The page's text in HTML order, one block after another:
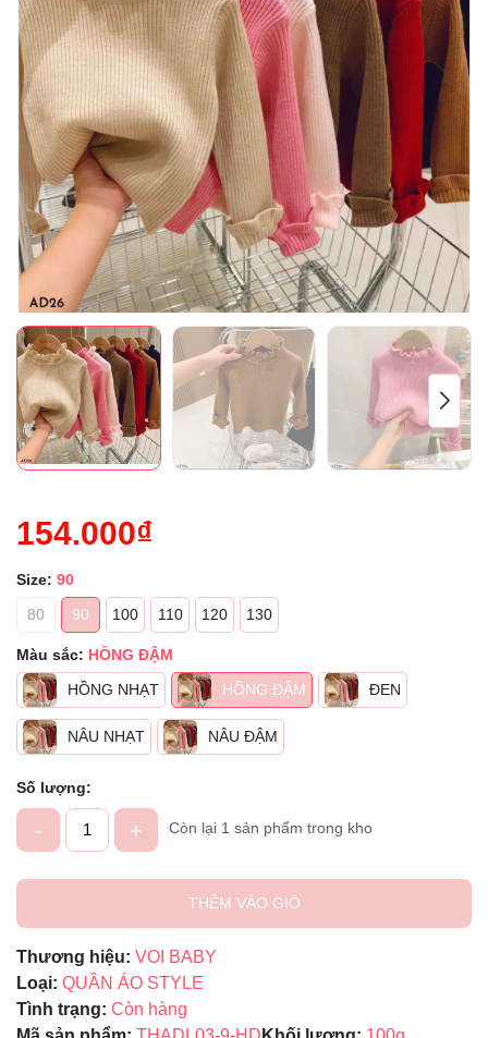
154.000₫
Size: 90
80
90 100 110 120 130
Màu sắc: HỒNG ĐẬM
HỒNG NHẠT
HỒNG ĐẬM ĐEN
NÂU NHẠT NÂU ĐẬM
Số lượng:
- + Còn lại 1 sản phẩm trong kho
THÊM VÀO GIỎ
Thương hiệu: VOI BABY
Loại: QUẦN ÁO STYLE
Tình trạng: Còn hàng
Mã giảm giá:
Ngày hết hạn:
Điều kiện: